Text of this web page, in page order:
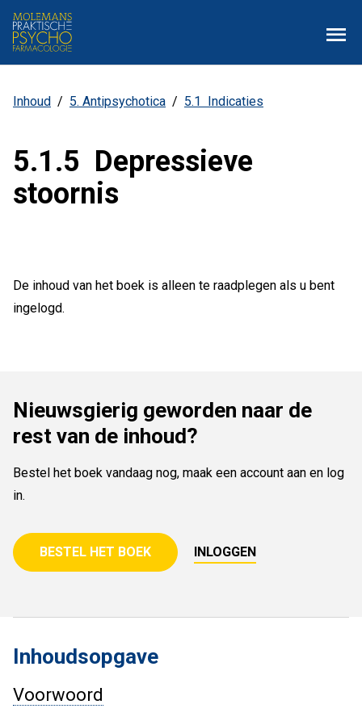
Overslaan
en
naar
inhoud
Menu
Inhoud 5. Antipsychotica 5.1 Indicaties
5.1.5 Depressieve
stoornis
De inhoud van het boek is alleen te raadplegen als u bent
ingelogd.
Nieuwsgierig geworden naar de
rest van de inhoud?
Bestel het boek vandaag nog, maak een account aan en log
in.
BESTEL HET BOEK INLOGGEN
Inhoudsopgave
Voorwoord